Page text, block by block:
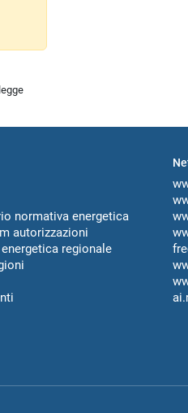
normativa energetica
autorizzazioni
regionale